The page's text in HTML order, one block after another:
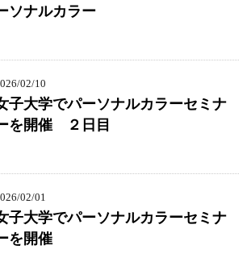
ソナルカラー
02/10
子大学でパーソナルカラーセミナ
を開催 ２日目
02/01
子大学でパーソナルカラーセミナ
を開催